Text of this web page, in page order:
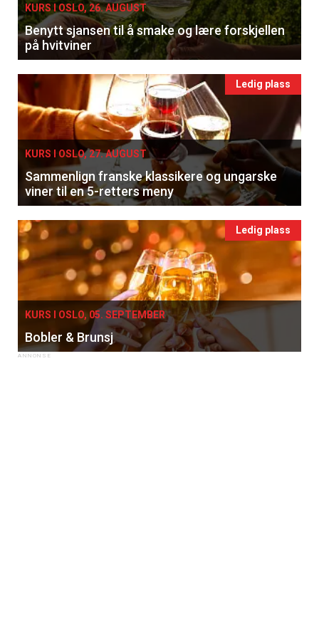
KURS I OSLO, 26. AUGUST
Benytt sjansen til å smake og lære forskjellen
på hvitviner
Ledig plass
KURS I OSLO, 27. AUGUST
Sammenlign franske klassikere og ungarske
viner til en 5-retters meny
Ledig plass
KURS I OSLO, 05. SEPTEMBER
Bobler & Brunsj